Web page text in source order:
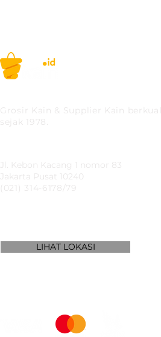
Grosir Kain & Supplier Kain
sejak 1978.
Jl. Kebon Kacang 1 nomor 83
Jakarta Pusat 10240
(021) 314-6178/79
LIHAT LOKASI